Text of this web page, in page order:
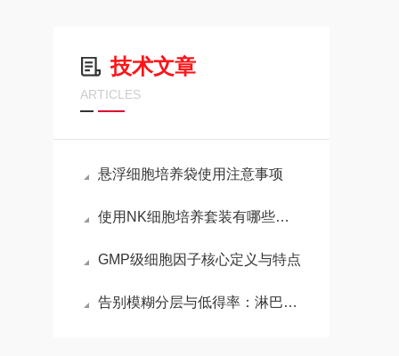
技术文章
ARTICLES
悬浮细胞培养袋使用注意事项
使用NK细胞培养套装有哪些注意事项？
GMP级细胞因子核心定义与特点
告别模糊分层与低得率：淋巴细胞分离液实验失效的深度排查与精准优化手册